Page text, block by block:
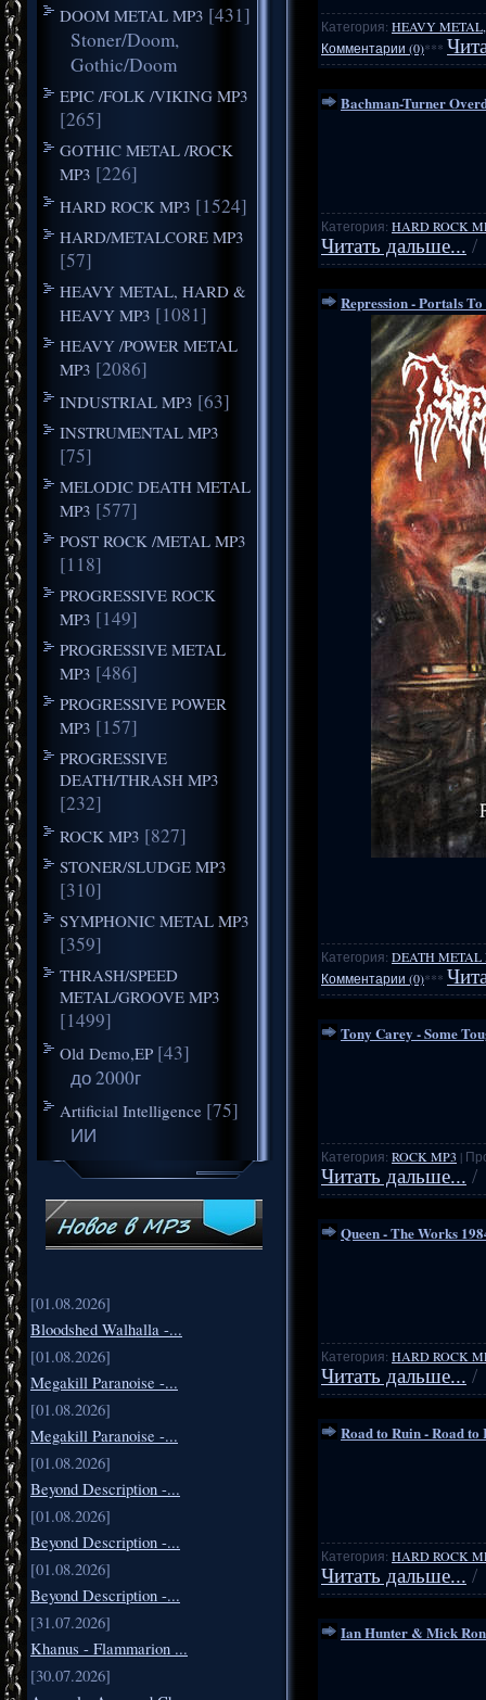
DOOM METAL MP3 [431]
Stoner/Doom,
Gothic/Doom
EPIC /FOLK /VIKING MP3
[265]
GOTHIC METAL /ROCK
MP3 [226]
HARD ROCK MP3 [1524]
HARD/METALCORE MP3
[57]
HEAVY METAL, HARD &
HEAVY MP3 [1081]
HEAVY /POWER METAL
MP3 [2086]
INDUSTRIAL MP3 [63]
INSTRUMENTAL MP3
[75]
MELODIC DEATH METAL
MP3 [577]
POST ROCK /METAL MP3
[118]
PROGRESSIVE ROCK
MP3 [149]
PROGRESSIVE METAL
MP3 [486]
PROGRESSIVE POWER
MP3 [157]
PROGRESSIVE
DEATH/THRASH MP3
[232]
ROCK MP3 [827]
STONER/SLUDGE MP3
[310]
SYMPHONIC METAL MP3
[359]
THRASH/SPEED
METAL/GROOVE MP3
[1499]
Old Demo,EP [43]
до 2000г
Artificial Intelligence [75]
ИИ
[01.08.2026]
Bloodshed Walhalla -...
[01.08.2026]
Megakill Paranoise -...
[01.08.2026]
Megakill Paranoise -...
[01.08.2026]
Beyond Description -...
[01.08.2026]
Beyond Description -...
[01.08.2026]
Beyond Description -...
[31.07.2026]
Khanus - Flammarion ...
[30.07.2026]
Категория: HEAVY
Комментарии (0)***
Bachman-Turner
Категория: HARD ROCK
Читать дальше... /
Repression - Portals
Категория: DEATH METAL
Комментарии (0)***
Tony Carey - Some
Категория: ROCK MP3 |
Читать дальше... /
Queen - The Works
Категория: HARD ROCK
Читать дальше... /
Road to Ruin - Road to
Категория: HARD ROCK
Читать дальше... /
Ian Hunter & Mick